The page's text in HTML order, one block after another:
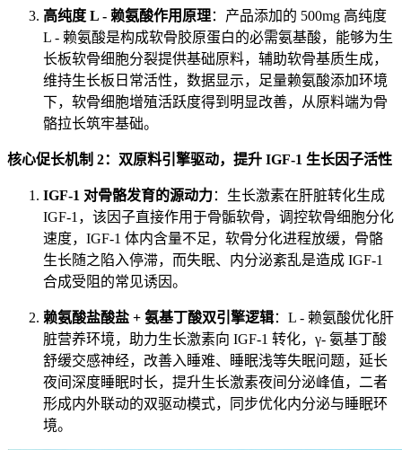
高纯度 L - 赖氨酸作用原理：产品添加的 500mg 高纯度
L - 赖氨酸是构成软骨胶原蛋白的必需氨基酸，能够为生
长板软骨细胞分裂提供基础原料，辅助软骨基质生成，
维持生长板日常活性，数据显示，足量赖氨酸添加环境
下，软骨细胞增殖活跃度得到明显改善，从原料端为骨
骼拉长筑牢基础。
核心促长机制 2：双原料引擎驱动，提升 IGF-1 生长因子活性
IGF-1 对骨骼发育的源动力：生长激素在肝脏转化生成
IGF-1，该因子直接作用于骨骺软骨，调控软骨细胞分化
速度，IGF-1 体内含量不足，软骨分化进程放缓，骨骼
生长随之陷入停滞，而失眠、内分泌紊乱是造成 IGF-1
合成受阻的常见诱因。
赖氨酸盐酸盐 + 氨基丁酸双引擎逻辑：L - 赖氨酸优化肝
脏营养环境，助力生长激素向 IGF-1 转化，γ- 氨基丁酸
舒缓交感神经，改善入睡难、睡眠浅等失眠问题，延长
夜间深度睡眠时长，提升生长激素夜间分泌峰值，二者
形成内外联动的双驱动模式，同步优化内分泌与睡眠环
境。